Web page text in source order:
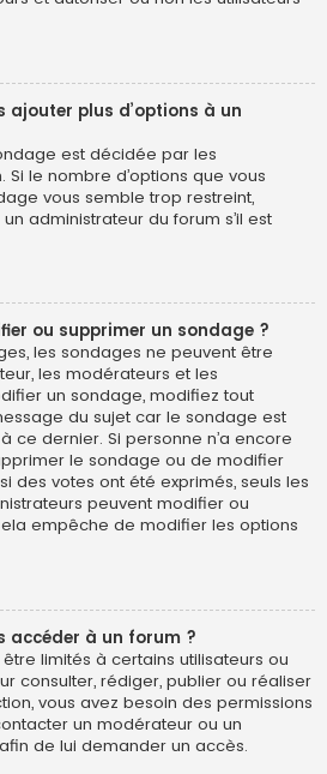
ajouter plus d’options à un
est décidée par les
le nombre d’options que vous
vous semble trop restreint,
administrateur du forum s’il est
ou supprimer un sondage ?
les sondages ne peuvent être
les modérateurs et les
un sondage, modifiez tout
du sujet car le sondage est
ce dernier. Si personne n’a encore
le sondage ou de modifier
des votes ont été exprimés, seuls les
peuvent modifier ou
empêche de modifier les options
accéder à un forum ?
limités à certains utilisateurs ou
consulter, rédiger, publier ou réaliser
vous avez besoin des permissions
un modérateur ou un
de lui demander un accès.